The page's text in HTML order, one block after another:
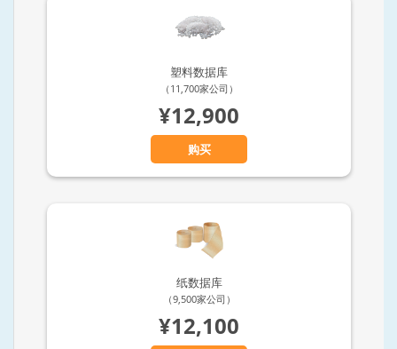
塑料数据库
（11,700家公司）
¥12,900
购买
纸数据库
（9,500家公司）
¥12,100